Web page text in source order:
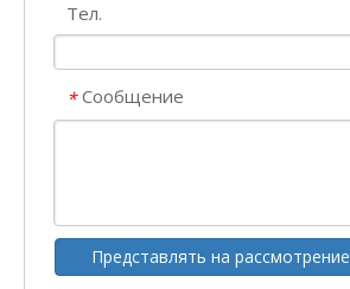
Тел.
* Сообщение
Представлять на рассмотрение